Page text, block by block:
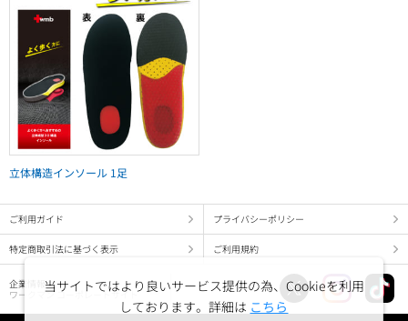
立体構造インソール 1足
ご利用ガイド プライバシーポリシー
特定商取引法に基づく表示 ご利用規約
企業情報
ワークマン コーポレートサイト
当サイトではより良いサービス提供の為、Cookieを利用
しております。詳細は こちら